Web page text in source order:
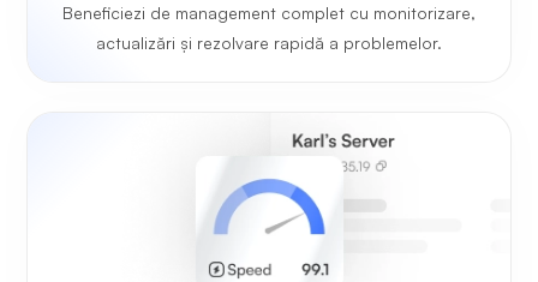
Beneficiezi de management complet cu monitorizare,
actualizări și rezolvare rapidă a problemelor.